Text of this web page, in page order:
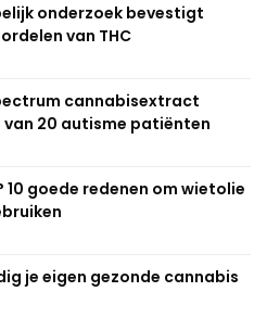
onderzoek bevestigt
van THC
cannabisextract
van 20 autisme patiënten
10 goede redenen om wietolie
je eigen gezonde cannabis